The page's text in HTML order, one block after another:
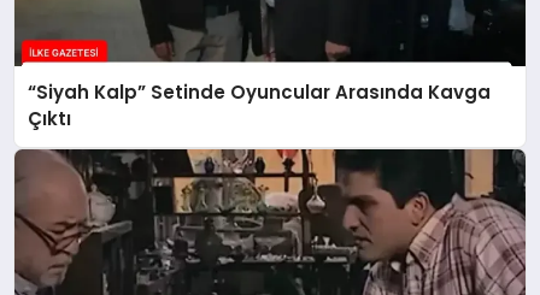
“Siyah Kalp” Setinde Oyuncular Arasında Kavga
Çıktı